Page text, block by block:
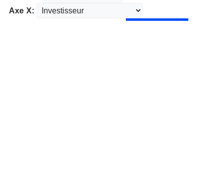
Axe X: